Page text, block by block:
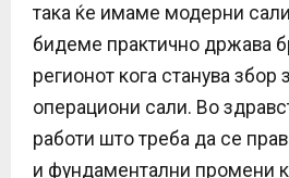
така ќе имаме модерни
бидеме практично држава
регионот кога станува збор
операциони сали. Во
работи што треба да се
и фундаментални промени